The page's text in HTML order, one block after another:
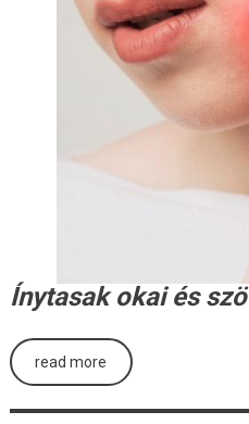
Ínytasak okai és
read more